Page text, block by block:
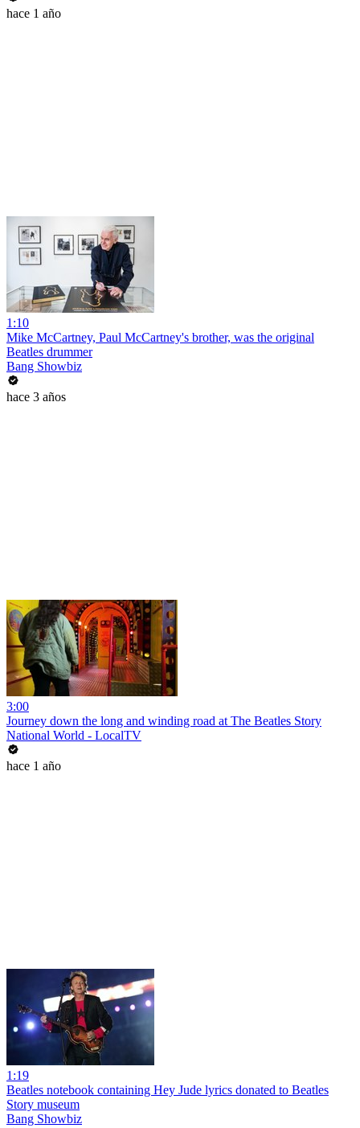
hace 1 año
1:10
Mike McCartney, Paul McCartney's brother, was the original
Beatles drummer
Bang Showbiz
hace 3 años
3:00
Journey down the long and winding road at The Beatles Story
National World - LocalTV
hace 1 año
1:19
Beatles notebook containing Hey Jude lyrics donated to Beatles
Story museum
Bang Showbiz